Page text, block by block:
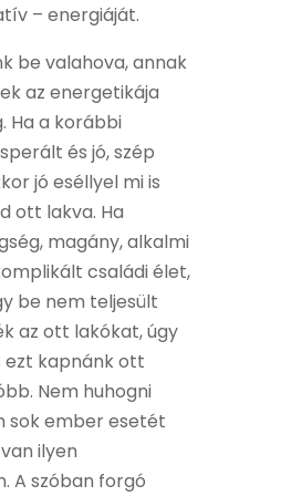
– energiáját.
be valahova, annak
az energetikája
Ha a korábbi
és jó, szép
jó eséllyel mi is
ott lakva. Ha
magány, alkalmi
családi élet,
be nem teljesült
az ott lakókat, úgy
ezt kapnánk ott
Nem huhogni
sok ember esetét
ilyen
A szóban forgó